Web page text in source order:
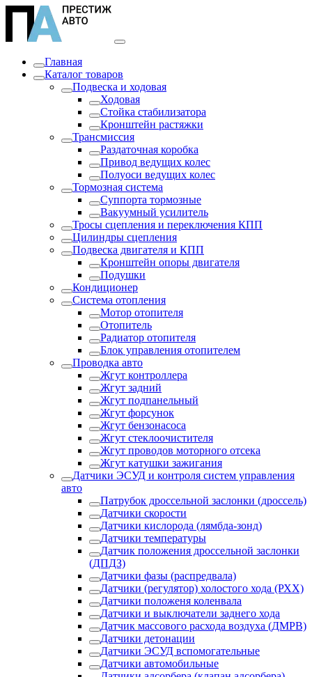
Главная
Каталог товаров
Подвеска и ходовая
Ходовая
Стойка стабилизатора
Кронштейн растяжки
Трансмиссия
Раздаточная коробка
Привод ведущих колес
Полуоси ведущих колес
Тормозная система
Суппорта тормозные
Вакуумный усилитель
Тросы сцепления и переключения КПП
Цилиндры сцепления
Подвеска двигателя и КПП
Кронштейн опоры двигателя
Подушки
Кондиционер
Система отопления
Мотор отопителя
Отопитель
Радиатор отопителя
Блок управления отопителем
Проводка авто
Жгут контроллера
Жгут задний
Жгут подпанельный
Жгут форсунок
Жгут бензонасоса
Жгут стеклоочистителя
Жгут проводов моторного отсека
Жгут катушки зажигания
Датчики ЭСУД и контроля систем управления
авто
Патрубок дроссельной заслонки (дроссель)
Датчики скорости
Датчики кислорода (лямбда-зонд)
Датчики температуры
Датчик положения дроссельной заслонки
(ДПДЗ)
Датчики фазы (распредвала)
Датчики (регулятор) холостого хода (РХХ)
Датчики положеня коленвала
Датчики и выключатели заднего хода
Датчик массового расхода воздуха (ДМРВ)
Датчики детонации
Датчики ЭСУД вспомогательные
Датчики автомобильные